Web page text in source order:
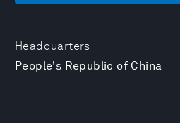
Headquarters
People's Republic of China